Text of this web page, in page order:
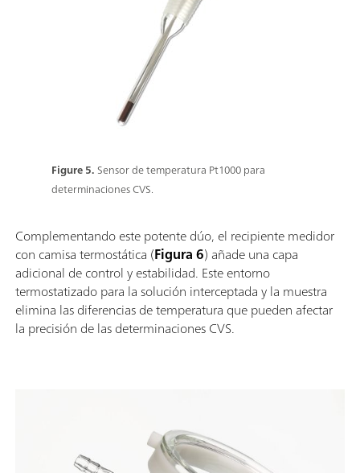
Figure 5.Sensor de temperatura Pt1000 para
determinaciones CVS.
Complementando este potente dúo, el recipiente medidor
con camisa termostática (Figura 6) añade una capa
adicional de control y estabilidad. Este entorno
termostatizado para la solución interceptada y la muestra
elimina las diferencias de temperatura que pueden afectar
la precisión de las determinaciones CVS.